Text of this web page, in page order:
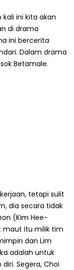
ini kita akan
di drama
ini bercerita
Dalam drama
Betamale.
tetapi sulit
dia secara tidak
(Kim Hee-
maut itu milik tim
dan Lim
adalah untuk
Segera, Choi